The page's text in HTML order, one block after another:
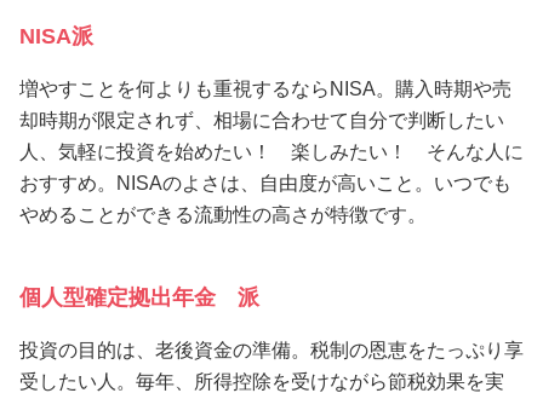
NISA派
増やすことを何よりも重視するならNISA。購入時期や売
却時期が限定されず、相場に合わせて自分で判断したい
人、気軽に投資を始めたい！ 楽しみたい！ そんな人に
おすすめ。NISAのよさは、自由度が高いこと。いつでも
やめることができる流動性の高さが特徴です。
個人型確定拠出年金 派
投資の目的は、老後資金の準備。税制の恩恵をたっぷり享
受したい人。毎年、所得控除を受けながら節税効果を実